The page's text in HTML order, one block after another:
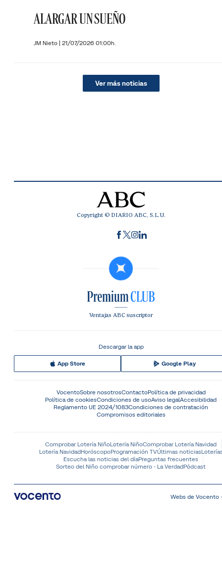
ALARGAR UN SUEÑO
JM Nieto | 21/07/2026 01:00h.
Ver más noticias
Copyright © DIARIO ABC, S.L.U.
Ventajas ABC suscriptor
Descargar la app
App Store Google Play
VocentoSobre nosotrosContactoPolítica de privacidad
Política de cookiesCondiciones de usoAviso legalAccesibilidad
Reglamento UE 2024/1083Condiciones de contratación
Compromisos editoriales
Comprobar Lotería NiñoLotería NiñoComprobar Lotería Navidad
Lotería NavidadHoróscopoProgramación TVÚltimas noticias
Escucha las noticias del díaPreguntas frecuentes
Sorteo del Niño comprobar número - La VerdadPódcast
Webs de Vocento